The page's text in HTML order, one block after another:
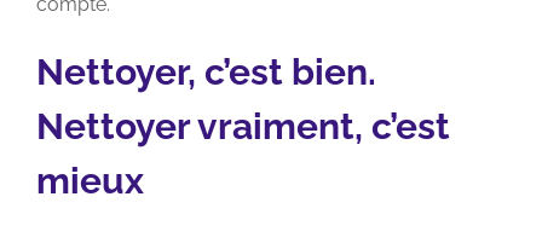
Nettoyer, c’est bien.
Nettoyer vraiment, c’est
mieux